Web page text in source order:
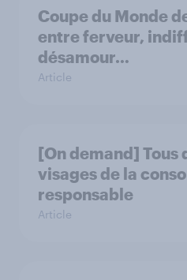
Coupe du Monde
entre ferveur, indifférence et
désamour…
Article
[On demand] Tous
visages de la
responsable
Article